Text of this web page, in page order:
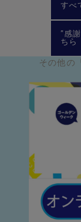
すべ
”感
ちら
その他の